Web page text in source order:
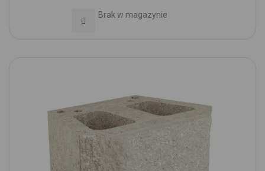
Brak w magazynie
Dodaj do Ulubionych